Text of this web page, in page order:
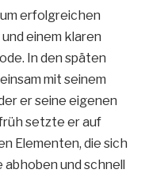
erfolgreichen
einem klaren
In den späten
mit seinem
er seine eigenen
setzte er auf
Elementen, die sich
und schnell